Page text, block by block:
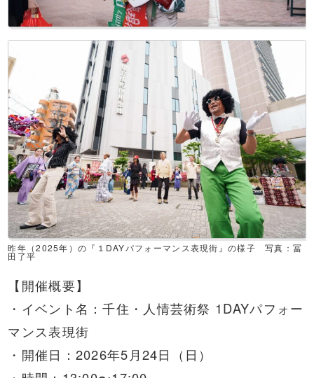
昨年（2025年）の『１DAYパフォーマンス表現街』の様子 写真：冨
田了平
【開催概要】
・イベント名：千住・人情芸術祭 1DAYパフォー
マンス表現街
・開催日：2026年5月24日（日）